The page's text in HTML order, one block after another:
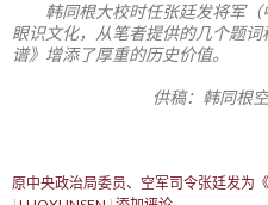
韩同根大校时任张廷发将军
眼识文化，从笔者提供的几个题
谱》增添了厚重的历史价值。
供稿：韩同根
原中央政治局委员、空军司令张廷发为